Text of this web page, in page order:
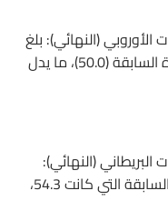
(النهائي): بلغ
50.2، أعلى قليلاً من التوقعات والقراءة السابقة (50.0)، ما يدل
(النهائي):
تراجع إلى 53.8 من التوقعات والقراءة السابقة التي كانت 54.3،